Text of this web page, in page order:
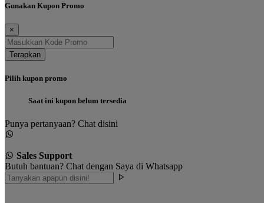
Gunakan Kupon Promo
×
Terapkan
Pilih kupon promo
Saat ini kupon belum tersedia
Punya pertanyaan? Chat disini
Sales Support
Butuh bantuan? Chat dengan Saya di Whatsapp